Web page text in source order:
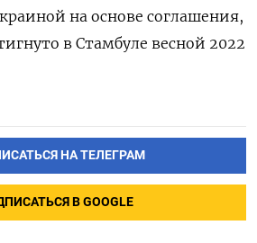
на основе соглашения,
в Стамбуле весной 2022
НА ТЕЛЕГРАМ
В GOOGLE